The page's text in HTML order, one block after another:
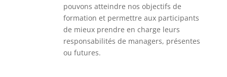
pouvons atteindre nos objectifs de
formation et permettre aux participants
de mieux prendre en charge leurs
responsabilités de managers, présentes
ou futures.